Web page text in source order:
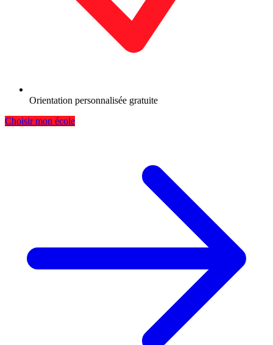
Orientation personnalisée gratuite
Choisir mon école